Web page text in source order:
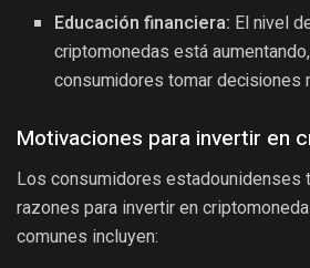
Educación financiera: El nivel
criptomonedas está
consumidores tomar decisiones
Motivaciones para invertir en
Los consumidores estadounidenses
razones para invertir en
comunes incluyen: